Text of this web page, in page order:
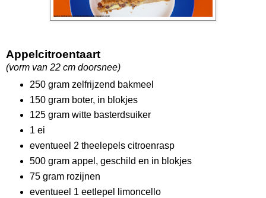
Appelcitroentaart
(vorm van 22 cm doorsnee)
250 gram zelfrijzend bakmeel
150 gram boter, in blokjes
125 gram witte basterdsuiker
1 ei
eventueel 2 theelepels citroenrasp
500 gram appel, geschild en in blokjes
75 gram rozijnen
eventueel 1 eetlepel limoncello